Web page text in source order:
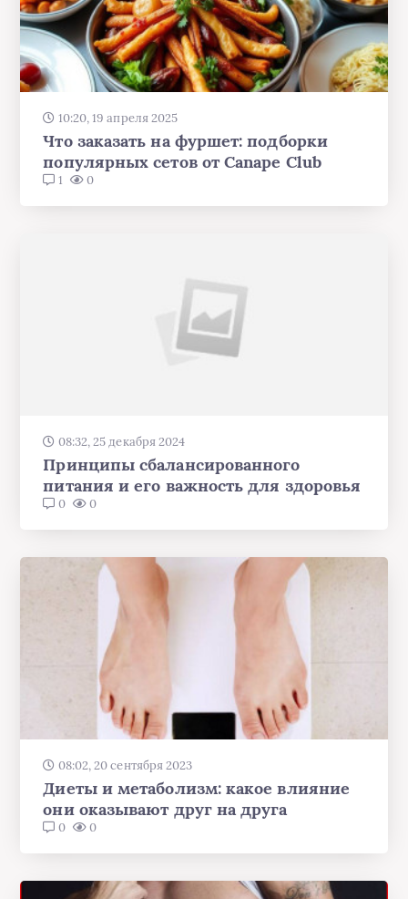
10:20, 19 апреля 2025
Что заказать на фуршет: подборки
популярных сетов от Canape Club
1 0
08:32, 25 декабря 2024
Принципы сбалансированного
питания и его важность для здоровья
0 0
08:02, 20 сентября 2023
Диеты и метаболизм: какое влияние
они оказывают друг на друга
0 0